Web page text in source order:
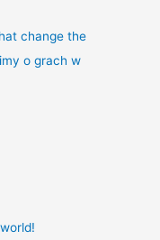
change the
o grach w